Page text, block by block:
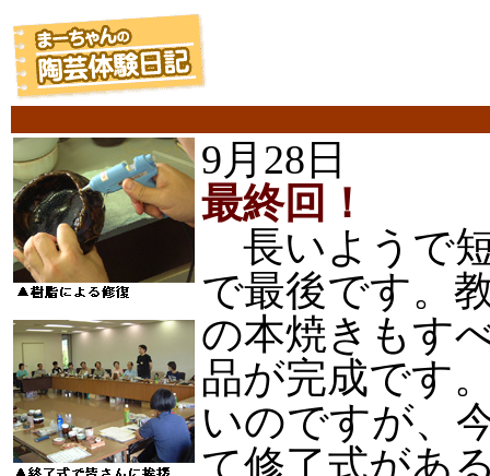
9月28日
最終回！
長いようで
で最後です。
の本焼きもす
品が完成です
いのですが、
て修了式があ